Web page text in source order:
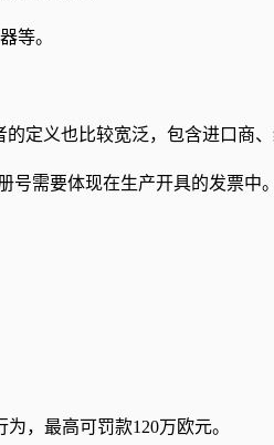
等。
定义也比较宽泛，包含进口商、
需要体现在生产开具的发票中。
，最高可罚款120万欧元。